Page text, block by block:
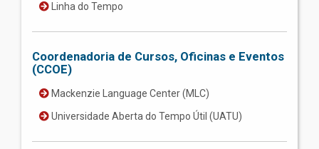
Linha do Tempo
Coordenadoria de Cursos, Oficinas e Eventos
(CCOE)
Mackenzie Language Center (MLC)
Universidade Aberta do Tempo Útil (UATU)